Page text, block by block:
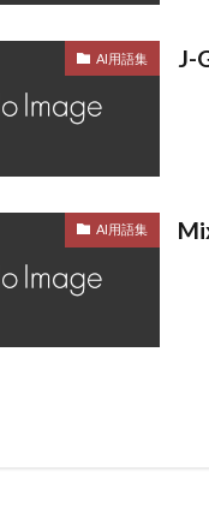
AI用語集 J-
AI用語集